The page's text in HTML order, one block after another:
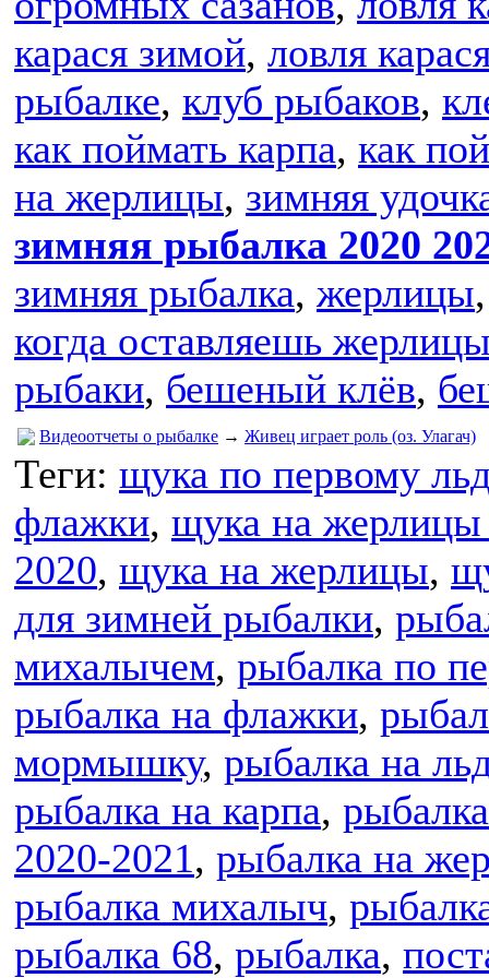
карася зимой, ловля
рыбалке, клуб рыбаков,
как поймать карпа, как
на жерлицы, зимняя
зимняя рыбалка 2020
зимняя рыбалка, жерлицы
когда оставляешь
рыбаки, бешеный клёв,
Видеоотчеты о рыбалке → Живец играет роль (оз. Улагач)
Теги: щука по первому
флажки, щука на жерлицы
2020, щука на жерлицы,
для зимней рыбалки,
михалычем, рыбалка по
рыбалка на флажки,
мормышку, рыбалка на
рыбалка на карпа,
2020-2021, рыбалка на
рыбалка михалыч,
рыбалка 68, рыбалка,